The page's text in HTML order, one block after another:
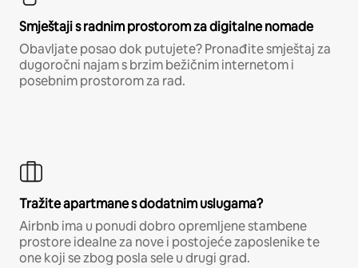
Smještaji s radnim prostorom za digitalne nomade
Obavljate posao dok putujete? Pronađite smještaj za
dugoročni najam s brzim bežičnim internetom i
posebnim prostorom za rad.
Tražite apartmane s dodatnim uslugama?
Airbnb ima u ponudi dobro opremljene stambene
prostore idealne za nove i postojeće zaposlenike te
one koji se zbog posla sele u drugi grad.